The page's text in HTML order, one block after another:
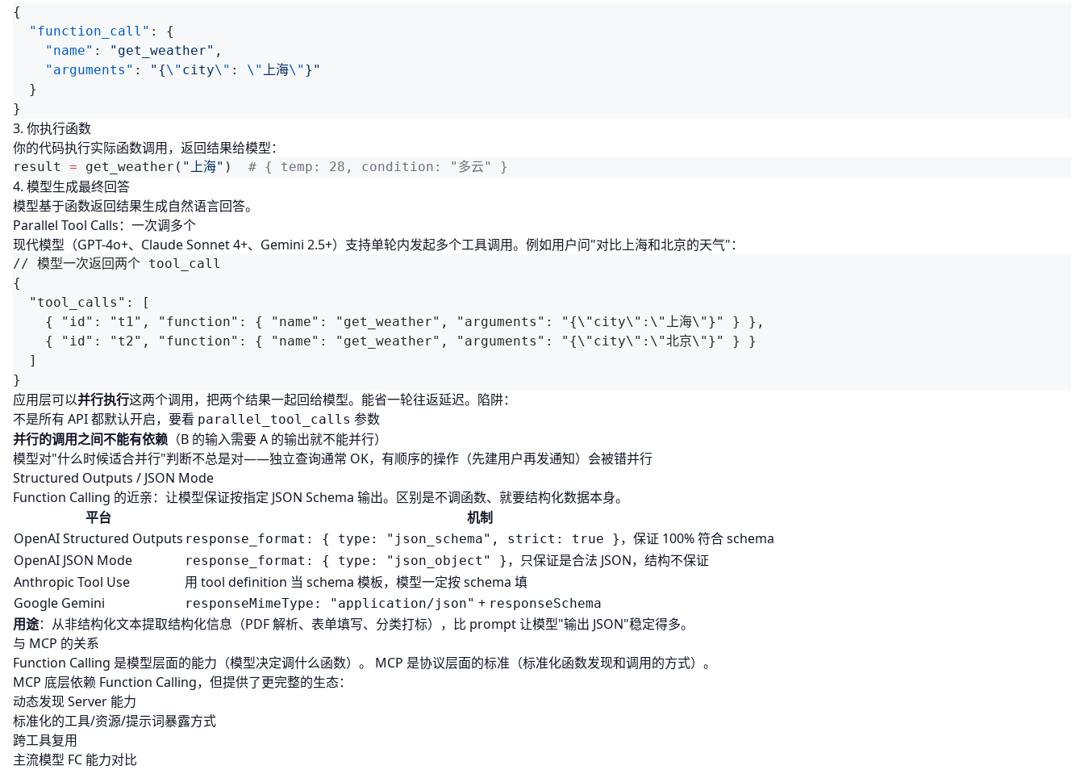
  "function_call"
    "name"
: "get_weather"
    "arguments"
: "{\" city\" : \" 上海\"
3. 你执行函数
你的代码执行实际函数调用，返回结果给模型：
result = get_weather( "上海" )
4. 模型生成最终回答
模型基于函数返回结果生成自然语言回答。
Parallel Tool Calls：一次调多个
现代模型（GPT-4o+、Claude Sonnet 4+、Gemini 2.5+）支持单轮内发起多个工具调用。例如用户问"对比上海和北京的天气"：
应用层可以并行执行这两个调用，把两个结果一起回给模型。能省一轮往返延迟。陷阱：
不是所有 API 都默认开启，要看 parallel_tool_calls 参数
并行的调用之间不能有依赖 （B 的输入需要 A 的输出就不能并行）
模型对"什么时候适合并行"判断不总是对——独立查询通常 OK，有顺序的操作（先建用户再发通知）会被错并行
Structured Outputs / JSON Mode
Function Calling 的近亲：让模型保证按指定 JSON Schema 输出。区别是不调函数、就要结构化数据本身。
平台
机制
OpenAI Structured Outputs response_format: { type: "json_schema", strict: true } ，保证 100% 符合 schema
OpenAI JSON Mode
response_format: { type: "json_object" } ，只保证是合法 JSON，结构不保证
Anthropic Tool Use
用 tool definition 当 schema 模板，模型一定按 schema 填
Google Gemini
responseMimeType: "application/json" + responseSchema
用途：从非结构化文本提取结构化信息（PDF 解析、表单填写、分类打标），比 prompt 让模型"输出 JSON"稳定得多。
与 MCP 的关系
Function Calling 是模型层面的能力（模型决定调什么函数）。 MCP 是协议层面的标准（标准化函数发现和调用的方式）。
MCP 底层依赖 Function Calling，但提供了更完整的生态：
动态发现 Server 能力
标准化的工具/资源/提示词暴露方式
跨工具复用
主流模型 FC 能力对比